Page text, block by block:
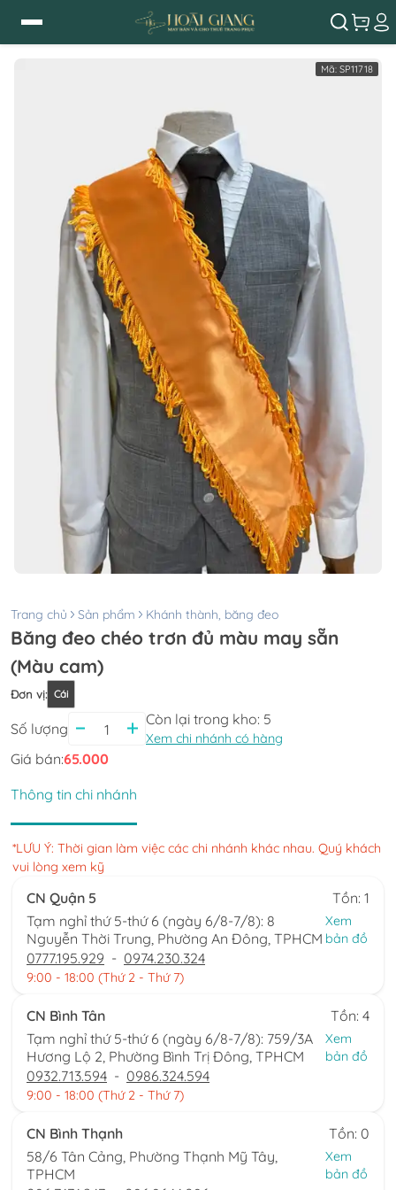
Mã: SP11718
Trang chủ Sản phẩm Khánh thành, băng đeo
Băng đeo chéo trơn đủ màu may sẵn
(Màu cam)
Đơn vị: Cái
Số lượng
Còn lại trong kho: 5
Xem chi nhánh có hàng
Giá bán:65.000
Thông tin chi nhánh
*LƯU Ý: Thời gian làm việc các chi nhánh khác nhau. Quý khách
vui lòng xem kỹ
CN Quận 5
Tồn: 1
Tạm nghỉ thứ 5-thứ 6 (ngày 6/8-7/8): 8
Nguyễn Thời Trung, Phường An Đông, TPHCM
Xem
bản đồ
0777.195.929 - 0974.230.324
9:00 - 18:00 (Thứ 2 - Thứ 7)
CN Bình Tân
Tồn: 4
Tạm nghỉ thứ 5-thứ 6 (ngày 6/8-7/8): 759/3A
Hương Lộ 2, Phường Bình Trị Đông, TPHCM
Xem
bản đồ
0932.713.594 - 0986.324.594
9:00 - 18:00 (Thứ 2 - Thứ 7)
CN Bình Thạnh
Tồn: 0
58/6 Tân Cảng, Phường Thạnh Mỹ Tây,
TPHCM
Xem
bản đồ